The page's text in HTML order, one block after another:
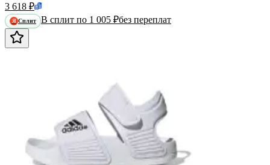
3 618 ₽
Я Сплит В сплит по 1 005 ₽без переплат